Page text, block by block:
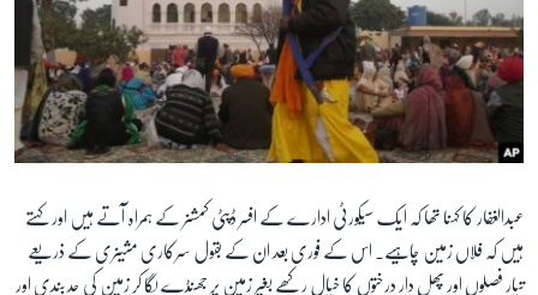
عبدالغفار کا کہنا تھا کہ ایک سیکورٹی ادارے کے افسر ڈپٹی کمشنر کے ہمراہ آتے ہیں اور کہتے
ہیں کہ فلاں زمین چاہیے۔ اس کے فوری بعد ان کے بقول سرکاری مشینری کے ذریعے
تیار فصلوں اور پھل دار درختوں کا خیال رکھے بغیر زمین پر جھنڈے لگا کر زمین کی حد بندی اور